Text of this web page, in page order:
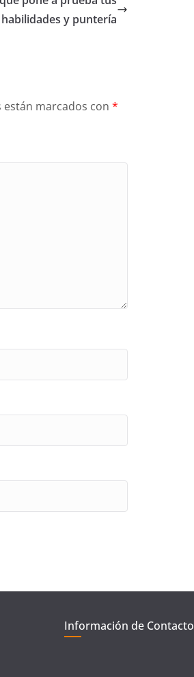
habilidades y puntería
marcados con *
Información de Contacto